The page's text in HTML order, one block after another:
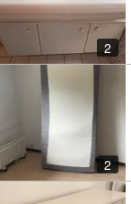
2
2